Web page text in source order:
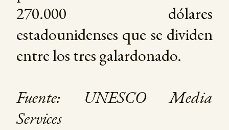
270.000 dólares
estadounidenses que se dividen
entre los tres galardonado.
Fuente: UNESCO Media
Services